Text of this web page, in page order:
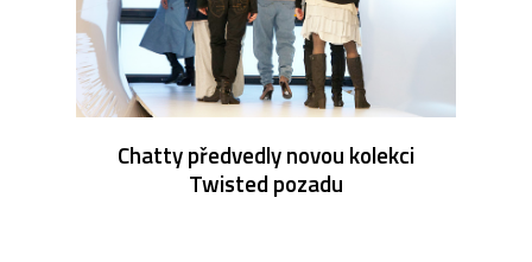
Chatty předvedly novou kolekci
Twisted pozadu